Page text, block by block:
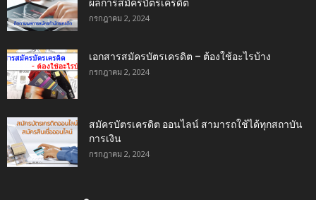
ผลการสมัครบัตรเครดิต
กรกฎาคม 2, 2024
เอกสารสมัครบัตรเครดิต – ต้องใช้อะไรบ้าง
กรกฎาคม 2, 2024
สมัครบัตรเครดิต ออนไลน์ สามารถใช้ได้ทุกสถาบัน
การเงิน
กรกฎาคม 2, 2024